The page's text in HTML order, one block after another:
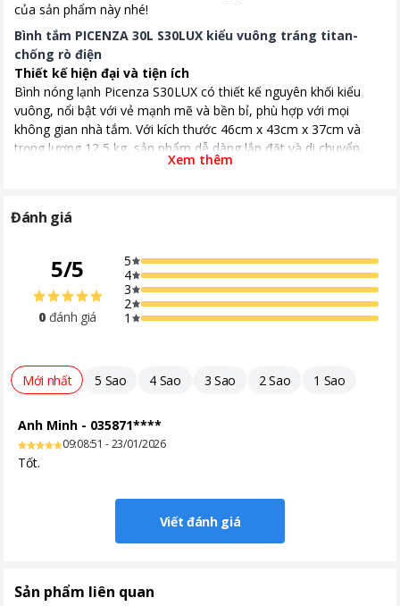
của sản phẩm này nhé!
Bình tắm PICENZA 30L S30LUX kiểu vuông tráng titan-
chống rò điện
Thiết kế hiện đại và tiện ích
Bình nóng lạnh Picenza S30LUX có thiết kế nguyên khối kiểu
vuông, nổi bật với vẻ mạnh mẽ và bền bỉ, phù hợp với mọi
không gian nhà tắm. Với kích thước 46cm x 43cm x 37cm và
trọng lượng 12,5 kg, sản phẩm dễ dàng lắp đặt và di chuyển.
Xem thêm
Đánh giá
5/5
0 đánh giá
5
4
3
2
1
Mới nhất 5 Sao 4 Sao 3 Sao 2 Sao 1 Sao
Anh Minh - 035871****
09:08:51 - 23/01/2026
Tốt.
Viết đánh giá
Sản phẩm liên quan